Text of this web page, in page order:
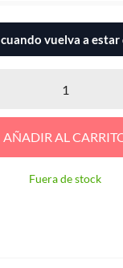
vuelva a
AÑADIR AL
Fuera de stock